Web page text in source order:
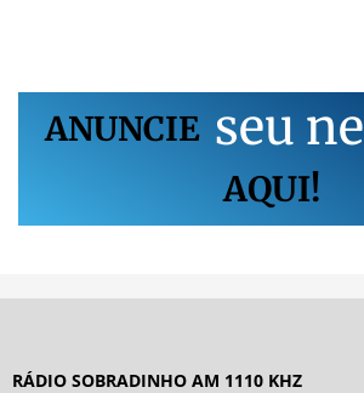
ANUNCIE seu ne
AQUI!
RÁDIO SOBRADINHO AM 1110 KHZ